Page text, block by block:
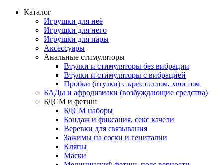
Каталог
Игрушки для неё
Игрушки для него
Игрушки для пары
Аксессуары
Анальные стимуляторы
Втулки и стимуляторы без вибрации
Втулки и стимуляторы с вибрацией
Пробки (втулки) с кристаллом, хвостом
БАДы и афродизиаки (возбуждающие средства)
БДСМ и фетиш
БДСМ наборы
Бондаж и фиксация, секс качели
Веревки для связывания
Зажимы на соски и гениталии
Кляпы
Маски